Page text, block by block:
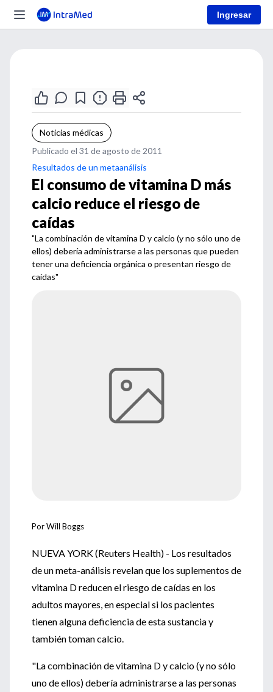
Ingresar
Noticias médicas
Publicado el 31 de agosto de 2011
Resultados de un metaanálisis
El consumo de vitamina D más
calcio reduce el riesgo de
caídas
"La combinación de vitamina D y calcio (y no sólo uno de
ellos) debería administrarse a las personas que pueden
tener una deficiencia orgánica o presentan riesgo de
caídas"
Por Will Boggs
NUEVA YORK (Reuters Health) - Los resultados
de un meta-análisis revelan que los suplementos de
vitamina D reducen el riesgo de caídas en los
adultos mayores, en especial si los pacientes
tienen alguna deficiencia de esta sustancia y
también toman calcio.
"La combinación de vitamina D y calcio (y no sólo
uno de ellos) debería administrarse a las personas